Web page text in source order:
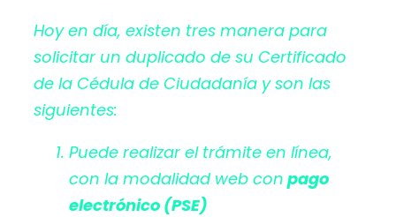
Hoy en día, existen tres manera para
solicitar un duplicado de su Certificado
de la Cédula de Ciudadanía y son las
siguientes:
Puede realizar el trámite en línea,
con la modalidad web con pago
electrónico (PSE)